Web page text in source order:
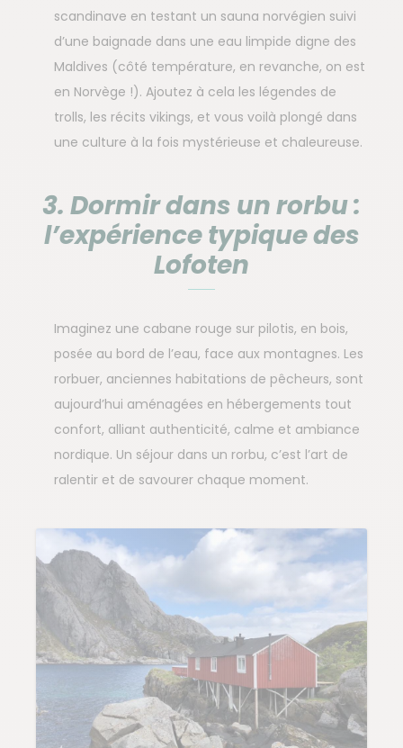
scandinave en testant un sauna norvégien suivi
d’une baignade dans une eau limpide digne des
Maldives (côté température, en revanche, on est
en Norvège !). Ajoutez à cela les légendes de
trolls, les récits vikings, et vous voilà plongé dans
une culture à la fois mystérieuse et chaleureuse.
3. Dormir dans un rorbu :
l’expérience typique des
Lofoten
Imaginez une cabane rouge sur pilotis, en bois,
posée au bord de l’eau, face aux montagnes. Les
rorbuer, anciennes habitations de pêcheurs, sont
aujourd’hui aménagées en hébergements tout
confort, alliant authenticité, calme et ambiance
nordique. Un séjour dans un rorbu, c’est l’art de
ralentir et de savourer chaque moment.